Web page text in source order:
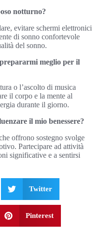
notturno?
evitare schermi elettronici
di sonno confortevole
del sonno.
meglio per il
o l’ascolto di musica
il corpo e la mente al
durante il giorno.
il mio benessere?
offrono sostegno svolge
Partecipare ad attività
significative e a sentirsi
Twitter
Pinterest